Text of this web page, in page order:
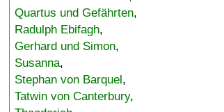
Quartus und Gefährten,
Radulph Ebifagh,
Gerhard und Simon,
Susanna,
Stephan von Barquel,
Tatwin von Canterbury,